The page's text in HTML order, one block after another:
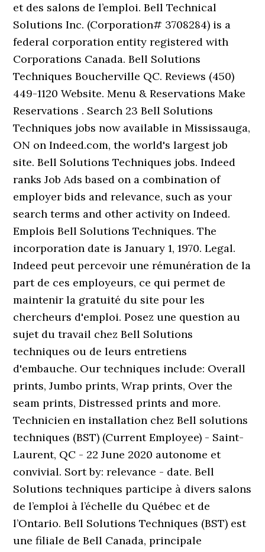
et des salons de l’emploi. Bell Technical
Solutions Inc. (Corporation# 3708284) is a
federal corporation entity registered with
Corporations Canada. Bell Solutions
Techniques Boucherville QC. Reviews (450)
449-1120 Website. Menu & Reservations Make
Reservations . Search 23 Bell Solutions
Techniques jobs now available in Mississauga,
ON on Indeed.com, the world's largest job
site. Bell Solutions Techniques jobs. Indeed
ranks Job Ads based on a combination of
employer bids and relevance, such as your
search terms and other activity on Indeed.
Emplois Bell Solutions Techniques. The
incorporation date is January 1, 1970. Legal.
Indeed peut percevoir une rémunération de la
part de ces employeurs, ce qui permet de
maintenir la gratuité du site pour les
chercheurs d'emploi. Posez une question au
sujet du travail chez Bell Solutions
techniques ou de leurs entretiens
d'embauche. Our techniques include: Overall
prints, Jumbo prints, Wrap prints, Over the
seam prints, Distressed prints and more.
Technicien en installation chez Bell solutions
techniques (BST) (Current Employee) - Saint-
Laurent, QC - 22 June 2020 autonome et
convivial. Sort by: relevance - date. Bell
Solutions techniques participe à divers salons
de l’emploi à l’échelle du Québec et de
l’Ontario. Bell Solutions Techniques (BST) est
une filiale de Bell Canada, principale